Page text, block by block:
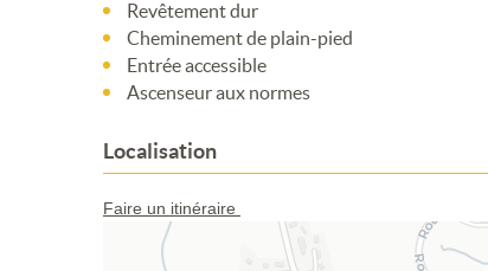
Revêtement dur
Cheminement de plain-pied
Entrée accessible
Ascenseur aux normes
Localisation
Faire un itinéraire